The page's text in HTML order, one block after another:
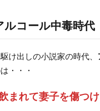
ルコール中毒時代
け出しの小説家の時代、
・・・
飲まれて妻子を傷つ